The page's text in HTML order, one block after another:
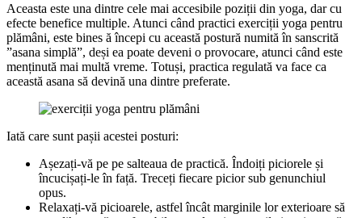
Aceasta este una dintre cele mai accesibile poziții din yoga, dar cu
efecte benefice multiple. Atunci când practici exerciții yoga pentru
plămâni, este bines ă începi cu această postură numită în sanscrită
”asana simplă”, deși ea poate deveni o provocare, atunci când este
menținută mai multă vreme. Totuși, practica regulată va face ca
această asana să devină una dintre preferate.
Iată care sunt pașii acestei posturi:
Așezați-vă pe pe salteaua de practică. Îndoiți piciorele și
încucișați-le în față. Treceți fiecare picior sub genunchiul
opus.
Relaxați-vă picioarele, astfel încât marginile lor exterioare să